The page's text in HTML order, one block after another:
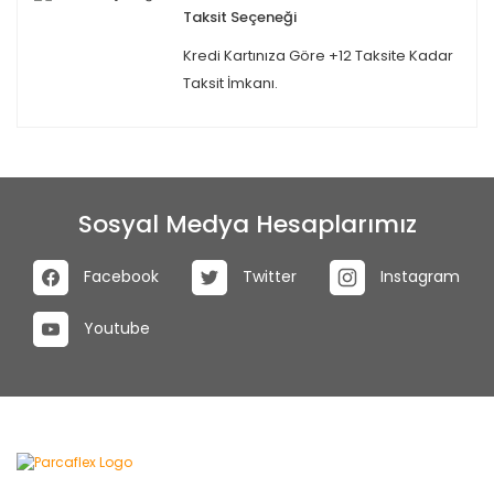
Taksit Seçeneği
Kredi Kartınıza Göre +12 Taksite Kadar
Taksit İmkanı.
Sosyal Medya Hesaplarımız
Facebook Twitter Instagram
Youtube